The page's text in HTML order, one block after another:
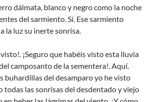
dálmata, blanco y negro como la noche
del sarmiento. Sí. Ese sarmiento
la luz su inerte sonrisa.
¡Seguro que habéis visto esta lluvia
camposanto de la sementera!. Aquí.
buhardillas del desamparo yo he visto
todas las sonrisas del desdentado y viejo